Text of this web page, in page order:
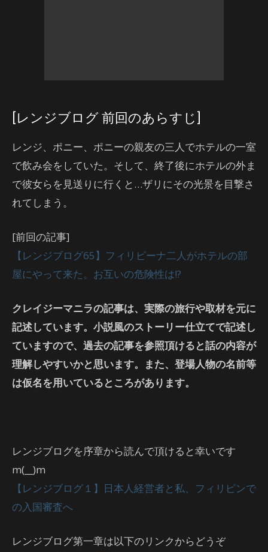
[レンジブログ 前回のあらすじ]
レンジ、ポニー、ポニーの親友の三人でホテルの一室
で飲み会をしていた。そして、終了後にホテルの外ま
で彼女らを見送りに行くと…ザリにその光景を目撃さ
れてしまう。
[前回の記事]
【レンジブログ65】フィリピーナ二人がホテルの部
屋にやって来た。お互いの危険性は!?
クレイジーマニラの記事は、実際の旅行や取材を元に
記述しています。小説風のストーリー仕立てで記述し
ていますので、過去の記事を参照頂けると話の内容が
理解しやすいかと思います。また、登場人物の名前等
は仮名を用いているところがあります。
レンジブログを序章から読んで頂けると幸いです
m(__)m
【レンジブログ１】日本人経営者と私、フィリピンで
の入国審査へ
レンジブログ第一章は以下のリンクからどうぞ